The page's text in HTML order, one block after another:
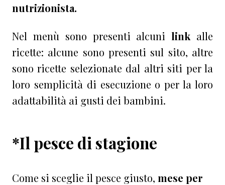
nutrizionista.
Nel menù sono presenti alcunilink alle
ricette: alcune sono presenti sul sito, altre
sono ricette selezionate dal altri siti per la
loro semplicità di esecuzione o per la loro
adattabilità ai gusti dei bambini.
*Il pesce di stagione
Come si sceglie il pesce giusto, mese per